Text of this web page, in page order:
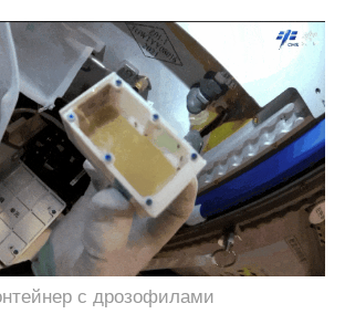
с дрозофилами